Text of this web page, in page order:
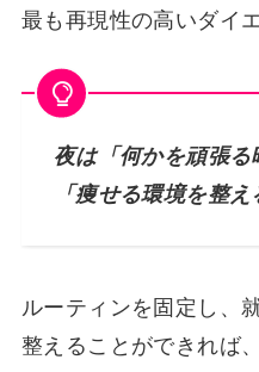
最も再現性の高いダイ
夜は「何かを頑張る
「痩せる環境を整え
ルーティンを固定し、
整えることができれば